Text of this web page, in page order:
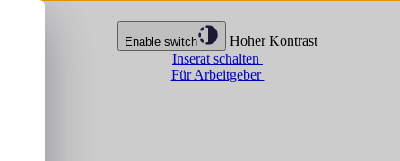
Enable switch
Hoher Kontrast
Inserat schalten
Für Arbeitgeber